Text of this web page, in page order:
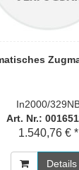
In2000/
Art. Nr.:
1.540,76 € *
Details